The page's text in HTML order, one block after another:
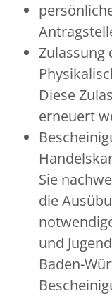
Zulassung
Diese
erneuert
Sie
die
und
Baden-